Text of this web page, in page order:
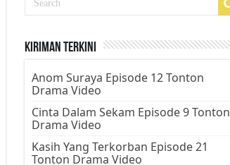
Kiriman Terkini
Anom Suraya Episode 12 Tonton
Drama Video
Cinta Dalam Sekam Episode 9 Tonton
Drama Video
Kasih Yang Terkorban Episode 21
Tonton Drama Video